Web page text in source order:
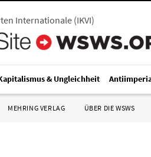
Internationale(IKVI)
& Ungleichheit
MEHRING VERLAG ÜBER DIE WSWS